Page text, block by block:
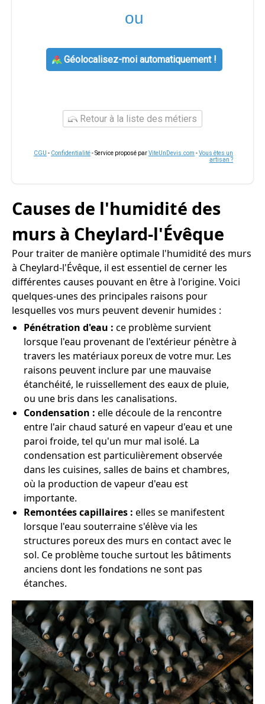
ou
Géolocalisez-moi automatiquement !
Retour à la liste des métiers
CGU - Confidentialité- Service proposé parViteUnDevis.com -Vous êtes un
artisan ?
Causes de l'humidité des
murs à Cheylard-l'Évêque
Pour traiter de manière optimale l'humidité des murs
à Cheylard-l'Évêque, il est essentiel de cerner les
différentes causes pouvant en être à l'origine. Voici
quelques-unes des principales raisons pour
lesquelles vos murs peuvent devenir humides :
Pénétration d'eau : ce problème survient
lorsque l'eau provenant de l'extérieur pénètre à
travers les matériaux poreux de votre mur. Les
raisons peuvent inclure par une mauvaise
étanchéité, le ruissellement des eaux de pluie,
ou une bris dans les canalisations.
Condensation : elle découle de la rencontre
entre l'air chaud saturé en vapeur d'eau et une
paroi froide, tel qu'un mur mal isolé. La
condensation est particulièrement observée
dans les cuisines, salles de bains et chambres,
où la production de vapeur d'eau est
importante.
Remontées capillaires : elles se manifestent
lorsque l'eau souterraine s'élève via les
structures poreux des murs en contact avec le
sol. Ce problème touche surtout les bâtiments
anciens dont les fondations ne sont pas
étanches.